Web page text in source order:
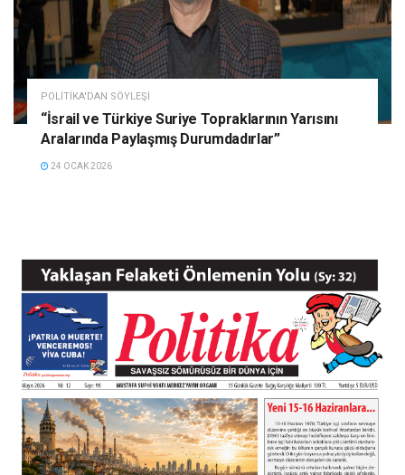
POLITIKA'DAN SÖYLEŞI
“İsrail ve Türkiye Suriye Topraklarının Yarısını
Aralarında Paylaşmış Durumdadırlar”
24 OCAK 2026